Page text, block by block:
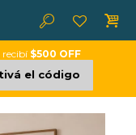
recibí $500 OFF
el código